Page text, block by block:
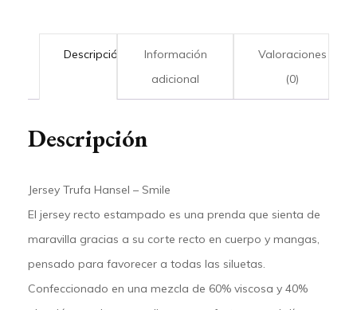
Descripción
Información
adicional
Valoraciones
(0)
Descripción
Jersey Trufa Hansel – Smile
El jersey recto estampado es una prenda que sienta de
maravilla gracias a su corte recto en cuerpo y mangas,
pensado para favorecer a todas las siluetas.
Confeccionado en una mezcla de 60% viscosa y 40%